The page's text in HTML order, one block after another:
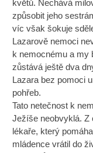
květů. Nechává
způsobit jeho
víc však šokuje
Lazarově nemoci
k nemocnému a my
zůstává ještě dva
Lazara bez pomoci
pohřeb.
Tato netečnost k
Ježíše neobvyklá. Z
lékaře, který
mládence vrátil do